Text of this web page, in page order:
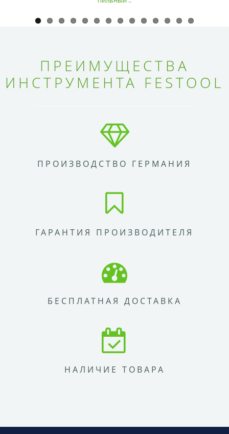
ПРЕИМУЩЕСТВА
ИНСТРУМЕНТА FESTOOL
ПРОИЗВОДСТВО ГЕРМАНИЯ
ГАРАНТИЯ ПРОИЗВОДИТЕЛЯ
БЕСПЛАТНАЯ ДОСТАВКА
НАЛИЧИЕ ТОВАРА